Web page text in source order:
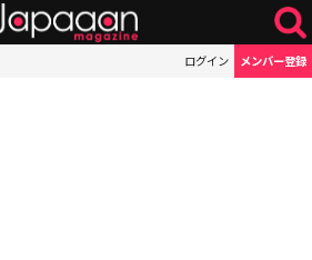
ログイン メンバー登録